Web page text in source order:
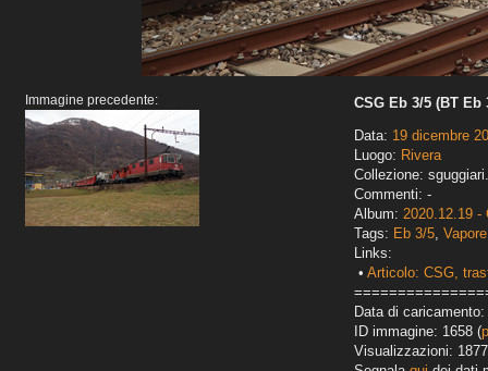
Immagine precedente:
CSG Eb 3/5 (BT Eb
Data: 19 dicembre
Luogo: Rivera
Collezione:
Commenti: -
Album: 2020.12.19 -
Tags: Eb 3/5, Vapore
Links:
• Articolo: CSG,
Data di
ID immagine: 1658 (
Visualizzazioni: 1877